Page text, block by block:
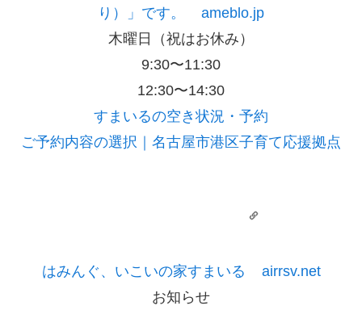
り）」です。
ameblo.jp
木曜日（祝はお休み）
9:30〜11:30
12:30〜14:30
すまいるの空き状況・予約
ご予約内容の選択｜名古屋市港区子育て応援拠点
はみんぐ、いこいの家すまいる
airrsv.net
お知らせ